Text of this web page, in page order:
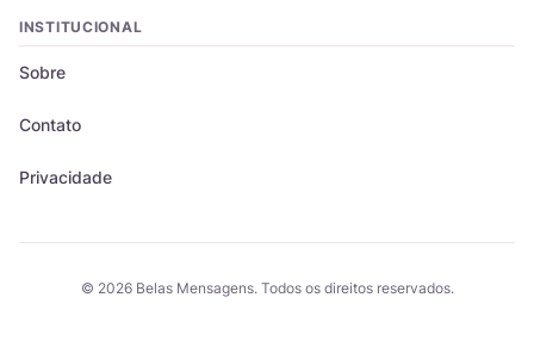
INSTITUCIONAL
Sobre
Contato
Privacidade
© 2026 Belas Mensagens. Todos os direitos reservados.